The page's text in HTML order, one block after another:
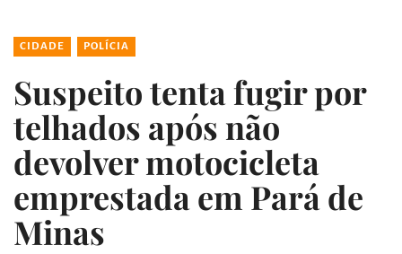
CIDADE POLÍCIA
Suspeito tenta fugir por
telhados após não
devolver motocicleta
emprestada em Pará de
Minas